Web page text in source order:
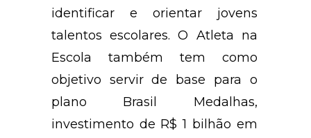
identificar e orientar jovens
talentos escolares. O Atleta na
Escola também tem como
objetivo servir de base para o
plano Brasil Medalhas,
investimento de R$ 1 bilhão em